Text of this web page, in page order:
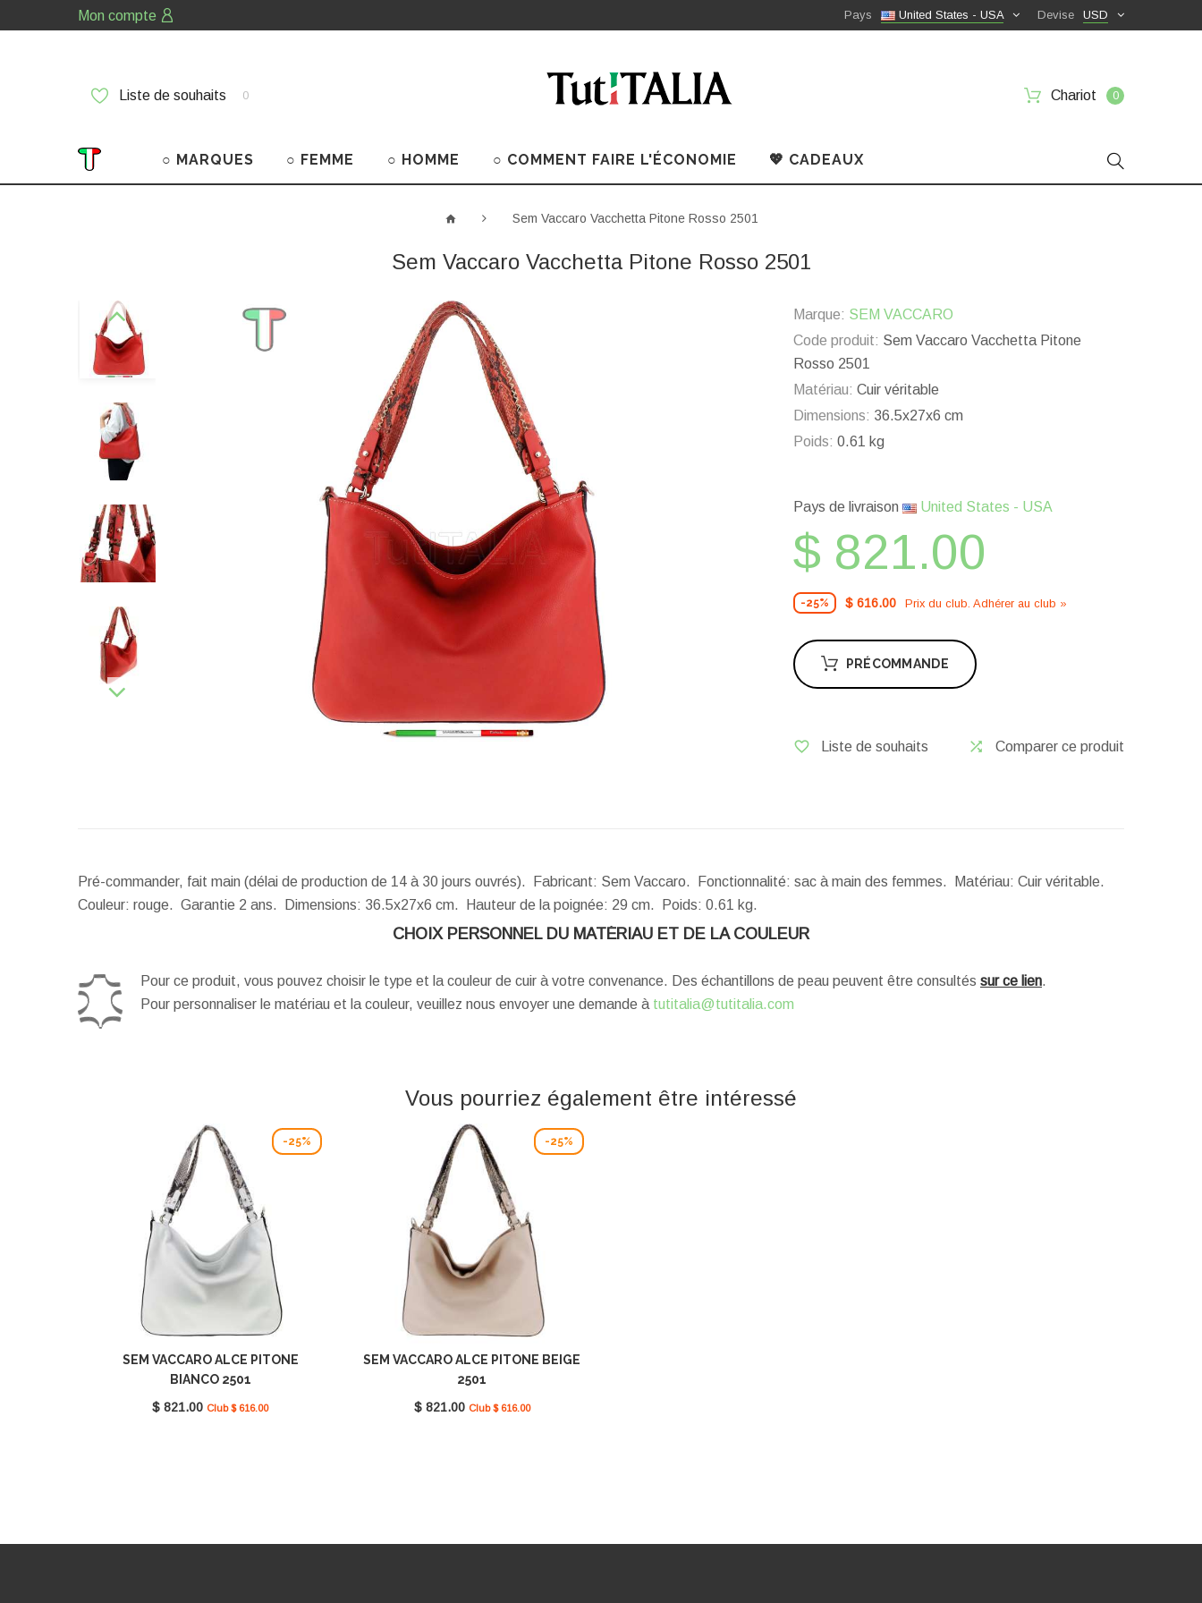
Mon compte USD
Devise
United States - USA
Pays
Liste de souhaits 0 Chariot 0
○ MARQUES ○ FEMME ○ HOMME ○ COMMENT FAIRE L'ÉCONOMIE 💖 CADEAUX
Sem Vaccaro Vacchetta Pitone Rosso 2501
Sem Vaccaro Vacchetta Pitone Rosso 2501
Marque: SEM VACCARO
Code produit: Sem Vaccaro Vacchetta Pitone
Rosso 2501
Matériau: Cuir véritable
Dimensions: 36.5x27x6 cm
Poids: 0.61 kg
Pays de livraison United States - USA
$ 821.00
-25% $ 616.00 Prix ​​du club. Adhérer au club »
PRÉCOMMANDE
Liste de souhaits Comparer ce produit
Pré-commander, fait main (délai de production de 14 à 30 jours ouvrés). Fabricant: Sem Vaccaro. Fonctionnalité: sac à main des femmes. Matériau: Cuir véritable.
Couleur: rouge. Garantie 2 ans.
Dimensions: 36.5x27x6 cm. Hauteur de la poignée: 29 cm. Poids: 0.61 kg.
CHOIX PERSONNEL DU MATÉRIAU ET DE LA COULEUR
Pour ce produit, vous pouvez choisir le type et la couleur de cuir à votre convenance. Des échantillons de peau peuvent être consultés sur ce lien.
Pour personnaliser le matériau et la couleur, veuillez nous envoyer une demande à tutitalia@tutitalia.com
Vous pourriez également être intéressé
-25%
SEM VACCARO ALCE PITONE
BIANCO 2501
$ 821.00 Club $ 616.00
-25%
SEM VACCARO ALCE PITONE BEIGE
2501
$ 821.00 Club $ 616.00